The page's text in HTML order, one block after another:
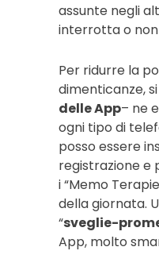
assunte negli
interrotta o
Per ridurre la
dimenticanze,
delle App– ne
ogni tipo di
posso essere
registrazione e
i “Memo
della giornata.
“sveglie-
App, molto